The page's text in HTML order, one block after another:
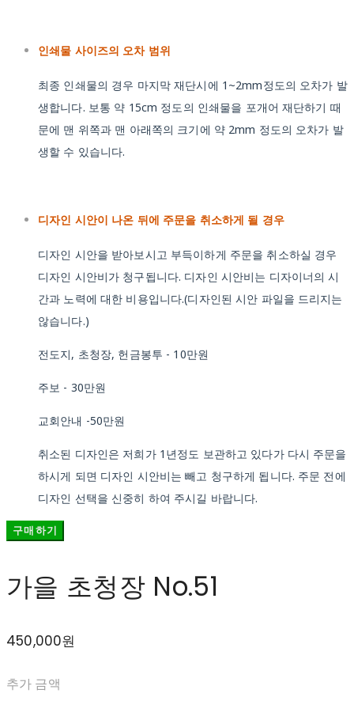
인쇄물 사이즈의 오차 범위
최종 인쇄물의 경우 마지막 재단시에 1~2mm정도의 오차가 발
생합니다. 보통 약 15cm 정도의 인쇄물을 포개어 재단하기 때
문에 맨 위쪽과 맨 아래쪽의 크기에 약 2mm 정도의 오차가 발
생할 수 있습니다.
디자인 시안이 나온 뒤에 주문을 취소하게 될 경우
디자인 시안을 받아보시고 부득이하게 주문을 취소하실 경우
디자인 시안비가 청구됩니다. 디자인 시안비는 디자이너의 시
간과 노력에 대한 비용입니다.(디자인된 시안 파일을 드리지는
않습니다.)
전도지, 초청장, 헌금봉투 - 10만원
주보 - 30만원
교회안내 -50만원
취소된 디자인은 저희가 1년정도 보관하고 있다가 다시 주문을
하시게 되면 디자인 시안비는 빼고 청구하게 됩니다. 주문 전에
디자인 선택을 신중히 하여 주시길 바랍니다.
구매하기
가을 초청장 No.51
450,000원
추가 금액